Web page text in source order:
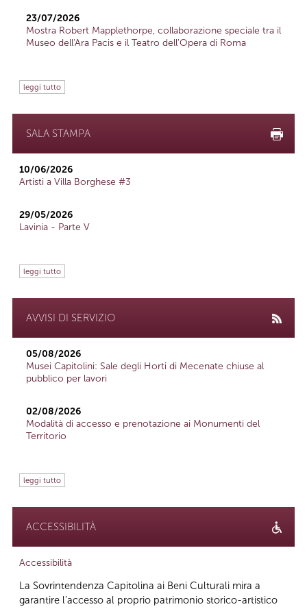
23/07/2026
Mostra Robert Mapplethorpe, collaborazione speciale tra il
Museo dell'Ara Pacis e il Teatro dell'Opera di Roma
leggi tutto
SALA STAMPA
10/06/2026
Artisti a Villa Borghese #3
29/05/2026
Lavinia - Parte V
leggi tutto
AVVISI DI SERVIZIO
05/08/2026
Musei Capitolini: Sale degli Horti di Mecenate chiuse al
pubblico per lavori
02/08/2026
Modalità di accesso e prenotazione ai Monumenti del
Territorio
leggi tutto
ACCESSIBILITÀ
Accessibilità
La Sovrintendenza Capitolina ai Beni Culturali mira a
garantire l’accesso al proprio patrimonio storico-artistico